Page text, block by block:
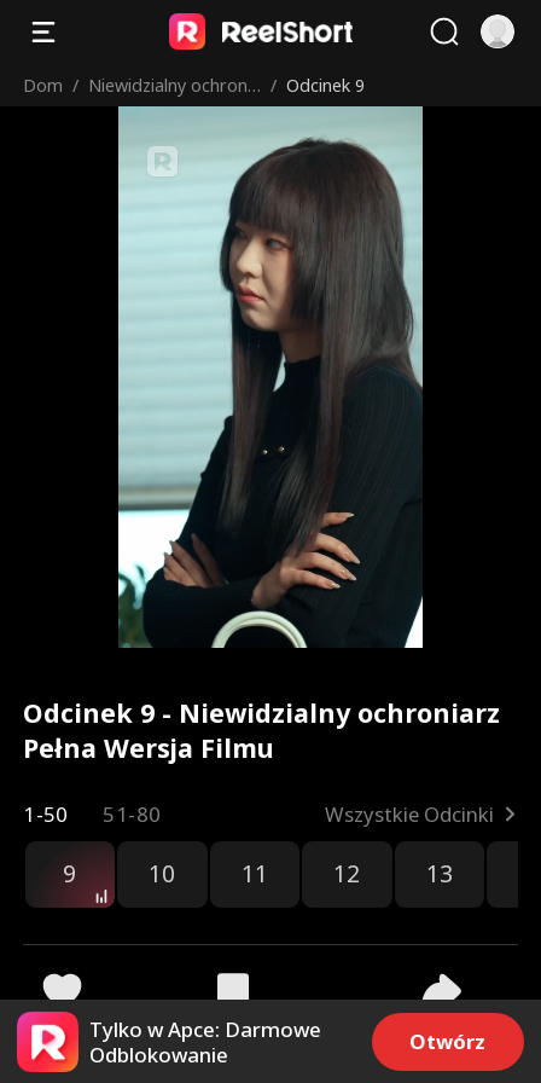
Dom / Niewidzialny ochronia / Odcinek 9
Odcinek 9 - Niewidzialny ochroniarz
Pełna Wersja Filmu
1-50 51-80 Wszystkie Odcinki
9 10 11 12 13
451 23.2k Udostępnij
Tylko w Apce: Darmowe
Odblokowanie
Otwórz